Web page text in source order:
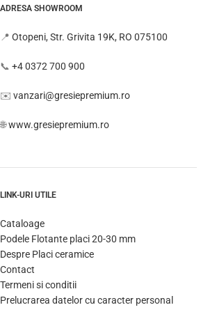
ADRESA SHOWROOM
📍 Otopeni, Str. Grivita 19K, RO 075100
📞 +4 0372 700 900
✉️ vanzari@gresiepremium.ro
🌐www.gresiepremium.ro
LINK-URI UTILE
Cataloage
Podele Flotante placi 20-30 mm
Despre Placi ceramice
Contact
Termeni si conditii
Prelucrarea datelor cu caracter personal